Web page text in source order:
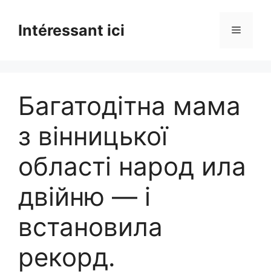
contentIntéressant ici Menu
Багатодітна мама
з вінницької
області народ ила
двійню — і
встановила
рекорд.